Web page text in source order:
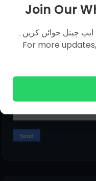
Email*
Join Our
ایپ چینل جوائن کریں۔
For more